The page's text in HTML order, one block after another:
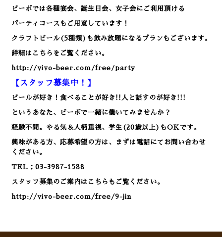
ビーボでは各種宴会、誕生日会、女子会にご利用頂ける
パーティコースもご用意しています！
クラフトビール(5種類)も飲み放題になるプランもございます。
詳細はこちらをご覧ください。
http://vivo-beer.com/free/party
【スタッフ募集中！】
ビールが好き！食べることが好き!!人と話すのが好き!!!
というあなた、ビーボで一緒に働いてみませんか？
経験不問。やる気＆人柄重視、学生(20歳以上)もOKです。
興味がある方、応募希望の方は、まずは電話にてお問い合わせ
ください。
TEL：03-3987-1588
スタッフ募集のご案内はこちらもご覧ください。
http://vivo-beer.com/free/9-jin